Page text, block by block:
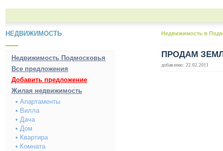
НЕДВИЖИМОСТЬ
Недвижимость Подмосковья
Все предложения
Добавить предложение
Жилая недвижимость
• Апартаменты
• Вилла
• Дача
• Дом
• Квартира
• Комната
Недвижимость в
ПРОДАМ
добавлено: 22.02.2011